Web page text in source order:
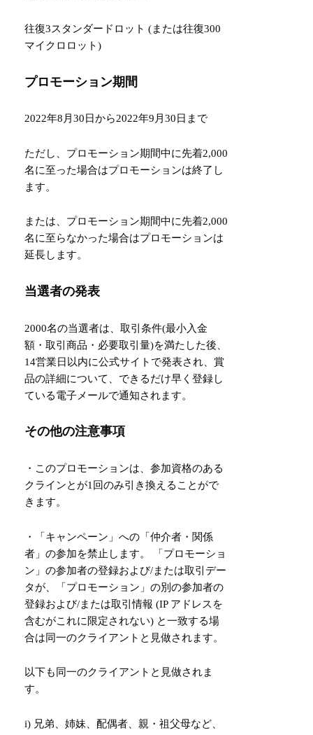
往復3スタンダードロット (または往復300
マイクロロット)
プロモーション期間
2022年8月30日から2022年9月30日まで
ただし、プロモーション期間中に先着2,000
名に至った場合はプロモーションは終了し
ます。
または、プロモーション期間中に先着2,000
名に至らなかった場合はプロモーションは
延長します。
当選者の発表
2000名の当選者は、取引条件(最小入金
額・取引商品・必要取引量)を満たした後、
14営業日以内に公式サイトで発表され、賞
品の詳細について、できるだけ早く登録し
ている電子メールで通知されます。
その他の注意事項
・このプロモーションは、参加資格のある
クラインとが1回のみ引き換えることがで
きます。
・「キャンペーン」への「仲介者・関係
者」の参加を禁止します。 「プロモーショ
ン」の参加者の登録および/または取引デー
タが、「プロモーション」の別の参加者の
登録および/または取引情報 (IP アドレスを
含むがこれに限定されない) と一致する場
合は同一のクライアントと見做されます。
以下も同一のクライアントと見做されま
す。
i) 兄弟、姉妹、配偶者、親・祖父母など、